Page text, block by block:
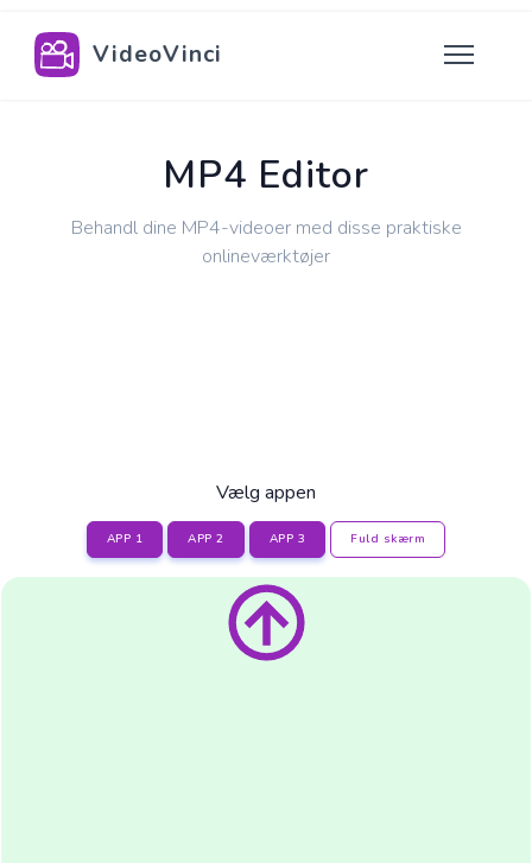
VideoVinci
MP4 Editor
Behandl dine MP4-videoer med disse praktiske
onlineværktøjer
Vælg appen
APP 1 APP 2 APP 3 Fuld skærm